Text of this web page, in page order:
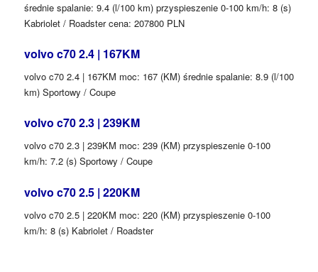
średnie spalanie: 9.4 (l/100 km) przyspieszenie 0-100 km/h: 8 (s)
Kabriolet / Roadster cena: 207800 PLN
volvo c70 2.4 | 167KM
volvo c70 2.4 | 167KM moc: 167 (KM) średnie spalanie: 8.9 (l/100
km) Sportowy / Coupe
volvo c70 2.3 | 239KM
volvo c70 2.3 | 239KM moc: 239 (KM) przyspieszenie 0-100
km/h: 7.2 (s) Sportowy / Coupe
volvo c70 2.5 | 220KM
volvo c70 2.5 | 220KM moc: 220 (KM) przyspieszenie 0-100
km/h: 8 (s) Kabriolet / Roadster